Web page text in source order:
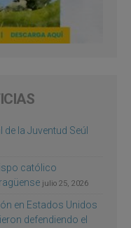
la Juventud Seúl
católico
julio 25, 2026
en Estados Unidos
defendiendo el